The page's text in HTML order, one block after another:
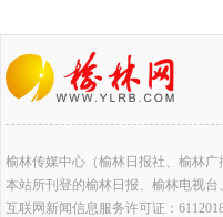
榆林传媒中心（榆林日报社、榆林广
本站所刊登的榆林日报、榆林电视
互联网新闻信息服务许可证：